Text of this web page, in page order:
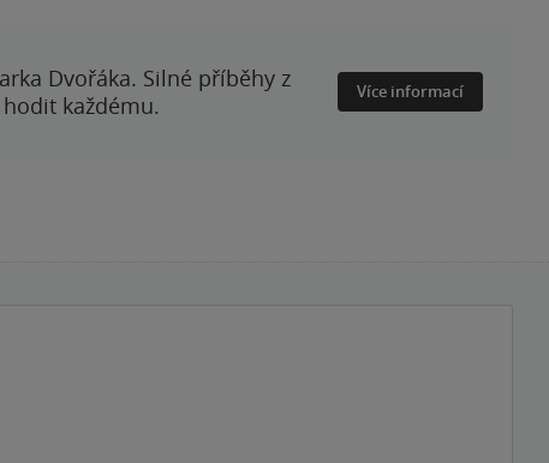
Dvořáka. Silné příběhy z
každému.
Více informací